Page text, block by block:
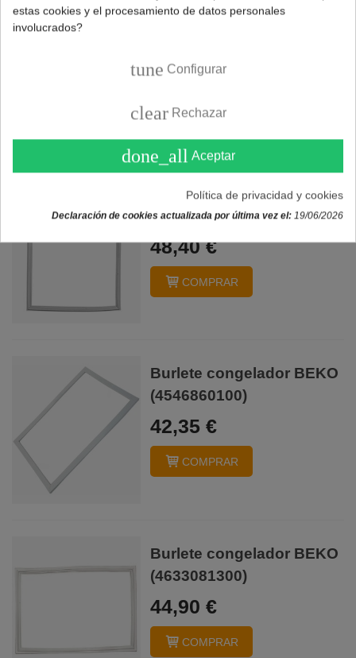
Botellero intermedio
Burlete congelador BEKO
(4546850100)
48,40 €
COMPRAR
Burlete congelador BEKO
(4546860100)
42,35 €
COMPRAR
Burlete congelador BEKO
(4633081300)
44,90 €
COMPRAR
estas cookies y el procesamiento de datos personales
involucrados?
tune Configurar
clear Rechazar
done_all Aceptar
Política de privacidad y cookies
Declaración de cookies actualizada por última vez el: 19/06/2026